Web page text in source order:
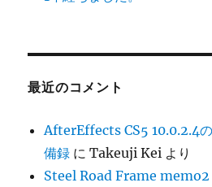
最近のコメント
AfterEffects CS5 10.0.2.4
備録 にTakeuji Kei より
Steel Road Frame memo2